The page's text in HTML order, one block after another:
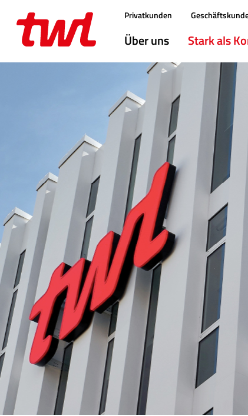
Hauptmenü
Inhalt
Privatkunden
Über uns Stark als